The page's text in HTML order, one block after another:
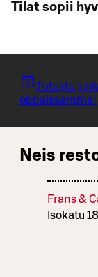
Tilat sopii
Tutustu
oppaissamme!
Neis
Frans &
Isokatu